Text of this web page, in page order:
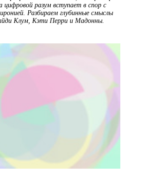
разум вступает в спор с
иронией. Разбираем глубинные смыслы
Клум, Кэти Перри и Мадонны.